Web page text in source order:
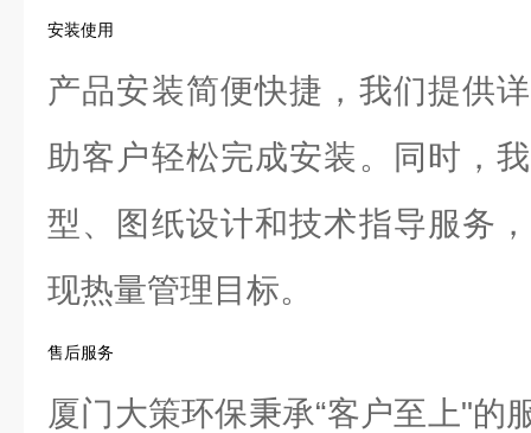
安装使用
产品安装简便快捷，我们提供
助客户轻松完成安装。同时，
型、图纸设计和技术指导服务
现热量管理目标。
售后服务
厦门大策环保秉承“客户至上"的